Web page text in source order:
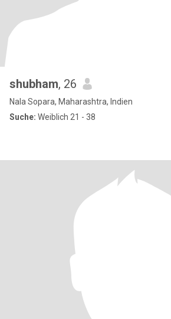
shubham, 26
Nala Sopara, Maharashtra, Indien
Suche: Weiblich 21 - 38